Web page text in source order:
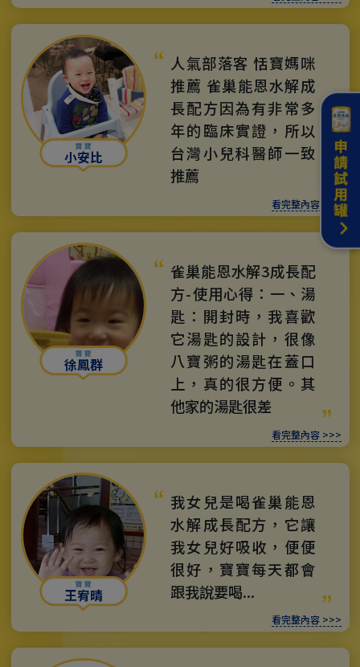
小安比
人氣部落客 恬寶媽咪
推薦 雀巢能恩水解成
長配方因為有非常多
年的臨床實證，所以
台灣小兒科醫師一致
推薦
看完整內容 >>>
徐鳳群
雀巢能恩水解3成長配
方-使用心得：一、湯
匙：開封時，我喜歡
它湯匙的設計，很像
八寶粥的湯匙在蓋口
上，真的很方便。其
他家的湯匙很差
看完整內容 >>>
王宥晴
我女兒是喝雀巢能恩
水解成長配方，它讓
我女兒好吸收，便便
很好，寶寶每天都會
跟我說要喝...
看完整內容 >>>